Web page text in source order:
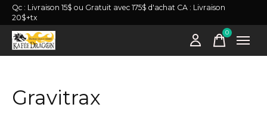
Qc : Livraison 15$ ou Gratuit avec 175$ d'achat CA : Livraison
20$+tx
0items
Gravitrax